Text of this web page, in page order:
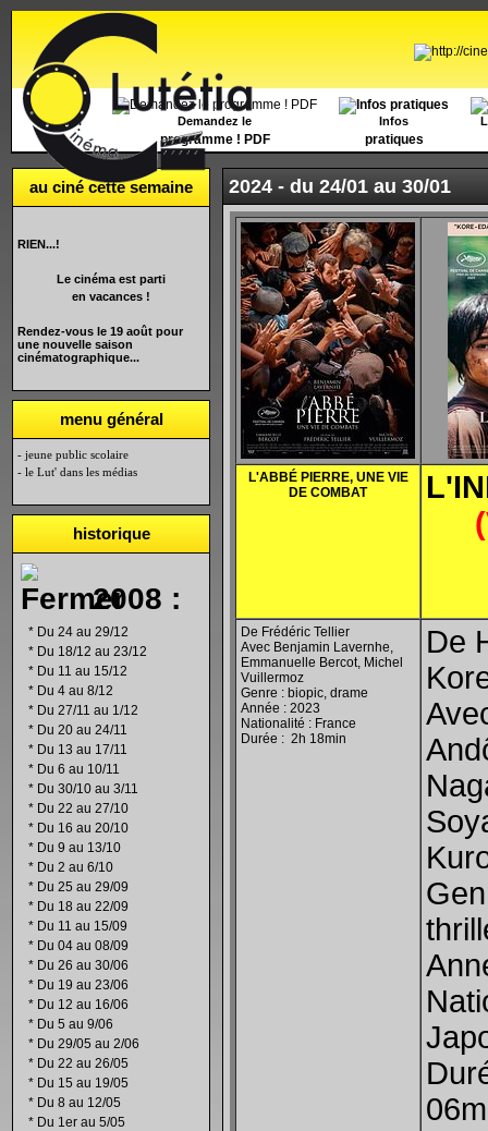
Accueil Demandez le
programme ! PDF
Infos
pratiques
au ciné cette semaine
RIEN...!
Le cinéma est parti
en vacances !
Rendez-vous le 19 août pour
une nouvelle saison
cinématographique...
menu général
- jeune public scolaire
- le Lut' dans les médias
historique
2008 :
* Du 24 au 29/12
* Du 18/12 au 23/12
* Du 11 au 15/12
* Du 4 au 8/12
* Du 27/11 au 1/12
* Du 20 au 24/11
* Du 13 au 17/11
* Du 6 au 10/11
* Du 30/10 au 3/11
* Du 22 au 27/10
* Du 16 au 20/10
* Du 9 au 13/10
* Du 2 au 6/10
* Du 25 au 29/09
* Du 18 au 22/09
* Du 11 au 15/09
* Du 04 au 08/09
* Du 26 au 30/06
* Du 19 au 23/06
* Du 12 au 16/06
* Du 5 au 9/06
* Du 29/05 au 2/06
* Du 22 au 26/05
* Du 15 au 19/05
* Du 8 au 12/05
* Du 1er au 5/05
2024 - du 24/01 au 30/01
L'ABB É PIERRE, UNE VIE
DE COMBAT
De Frédéric Tellier
Avec Benjamin Lavernhe,
Emmanuelle Bercot, Michel
Vuillermoz
Genre : biopic, drame
Année : 2023
Nationalité : France
Durée : 2h 18min
De